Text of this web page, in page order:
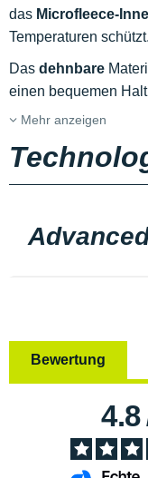
das Microfleece-
Temperaturen schützt.
Das dehnbare
einen bequemen
Mehr anzeigen
Bewertung
4.8